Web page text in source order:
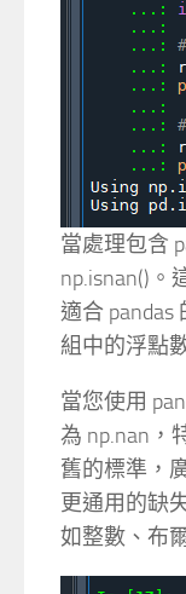
當處理包含
np.isnan()。
適合 pandas
組中的浮點
當您使用
為 np.nan，
舊的標準，
更通用的缺
如整數、布